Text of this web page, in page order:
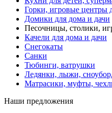
Горки, игровые центры
Домики для дома и дачи
Песочницы, столики,
Качели для дома и дачи
Снегокаты
Санки
Тюбинги, ватрушки
Ледянки, лыжи,
Матрасики, муфты,
Наши предложения